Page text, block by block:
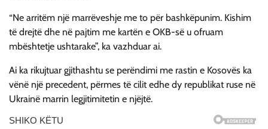
“Ne arritëm një marrëveshje me to për bashkëpunim. Kishim
të drejtë dhe në pajtim me kartën e OKB-së u ofruam
mbështetje ushtarake”, ka vazhduar ai.
Ai ka rikujtuar gjithashtu se perëndimi me rastin e Kosovës ka
vënë një precedent, përmes të cilit edhe dy republikat ruse në
Ukrainë marrin legjitimitetin e njëjtë.